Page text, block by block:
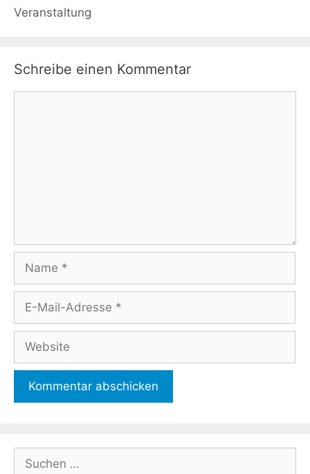
Veranstaltung
Schreibe einen Kommentar
Name
Adresse
Website
Suchen